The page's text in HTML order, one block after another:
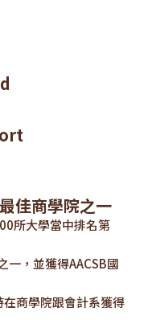
佳商學院之一
所大學當中排名第
一，並獲得AACSB國
商學院跟會計系獲得